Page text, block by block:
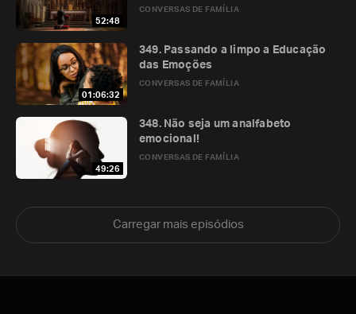
52:48
CONVERSAS DE FAMÍLIA
01:06:32
CONVERSAS DE FAMÍLIA
349. Passando a limpo a Educação
das Emoções
49:26
CONVERSAS DE FAMÍLIA
348. Não seja um analfabeto
emocional!
Carregar mais episódios